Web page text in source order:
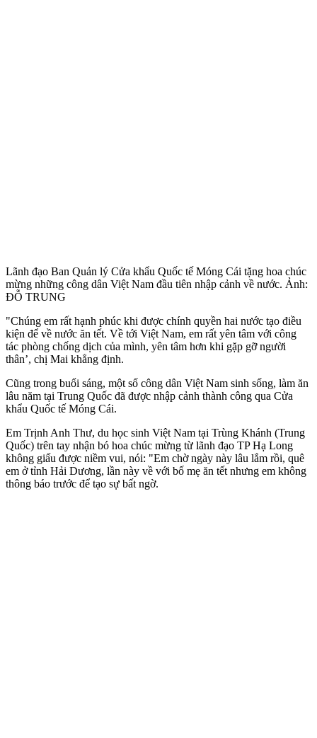
Lãnh đạo Ban Quản lý Cửa khẩu Quốc tế Móng Cái tặng hoa chúc
mừng những công dân Việt Nam đầu tiên nhập cảnh về nước. Ảnh:
ĐỖ TRUNG
"Chúng em rất hạnh phúc khi được chính quyền hai nước tạo điều
kiện để về nước ăn tết. Về tới Việt Nam, em rất yên tâm với công
tác phòng chống dịch của mình, yên tâm hơn khi gặp gỡ người
thân’, chị Mai khẳng định.
Cũng trong buổi sáng, một số công dân Việt Nam sinh sống, làm ăn
lâu năm tại Trung Quốc đã được nhập cảnh thành công qua Cửa
khẩu Quốc tế Móng Cái.
Em Trịnh Anh Thư, du học sinh Việt Nam tại Trùng Khánh (Trung
Quốc) trên tay nhận bó hoa chúc mừng từ lãnh đạo TP Hạ Long
không giấu được niềm vui, nói: "Em chờ ngày này lâu lắm rồi, quê
em ở tỉnh Hải Dương, lần này về với bố mẹ ăn tết nhưng em không
thông báo trước để tạo sự bất ngờ.